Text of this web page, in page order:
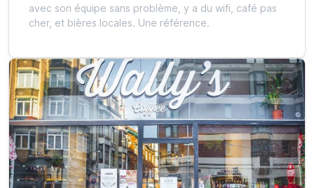
avec son équipe sans problème, y a du wifi, café pas
cher, et bières locales. Une référence.